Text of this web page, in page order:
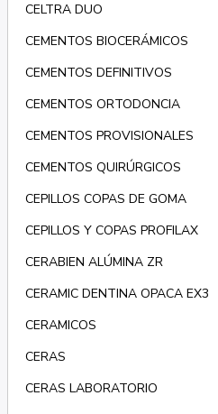
CELTRA DUO
CEMENTOS BIOCERÁMICOS
CEMENTOS DEFINITIVOS
CEMENTOS ORTODONCIA
CEMENTOS PROVISIONALES
CEMENTOS QUIRÚRGICOS
CEPILLOS COPAS DE GOMA
CEPILLOS Y COPAS PROFILAX
CERABIEN ALÚMINA ZR
CERAMIC DENTINA OPACA EX3
CERAMICOS
CERAS
CERAS LABORATORIO